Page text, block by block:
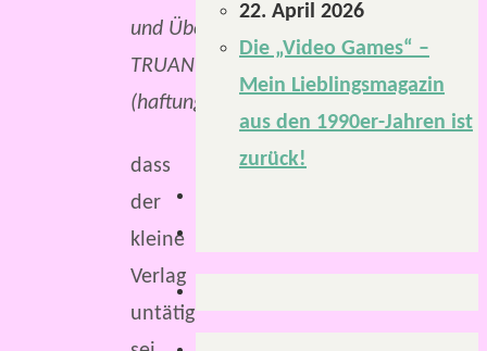
und Übersetzung
TRUANT UG
(haftungsbeschränkt).
nicht
vorwerfen
kann,
dann,
dass
der
kleine
Verlag
untätig
22. April 2026
Die „Video Games“ –
Mein Lieblingsmagazin
aus den 1990er-Jahren ist
zurück!